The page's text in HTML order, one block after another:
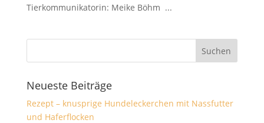
Tierkommunikatorin: Meike Böhm ...
Neueste Beiträge
Rezept – knusprige Hundeleckerchen mit Nassfutter
und Haferflocken